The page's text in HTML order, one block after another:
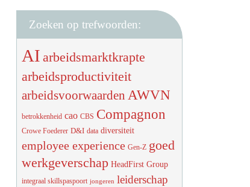
Zoeken op trefwoorden:
AI arbeidsmarktkrapte
arbeidsproductiviteit
arbeidsvoorwaarden AWVN
betrokkenheid cao CBS Compagnon
Crowe Foederer D&I data diversiteit
employee experience Gen-Z goed
werkgeverschap HeadFirst Group
integraal skillspaspoort jongeren leiderschap